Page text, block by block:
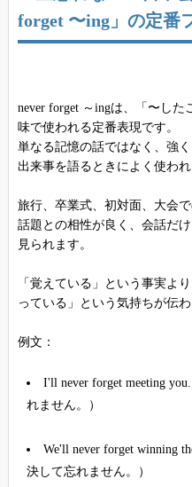
forget 〜ing」の定番
never forget ～ingは、「〜し
味で使われる定番表現です。
単なる記憶の話ではなく、強
出来事を語るときによく使われ
旅行、卒業式、初対面、大会
話題との相性が良く、会話だ
見られます。
「覚えている」という事実よ
っている」という気持ちが伝
例文：
I'll never forget meeting
れません。）
We'll never forget winning
決して忘れません。）